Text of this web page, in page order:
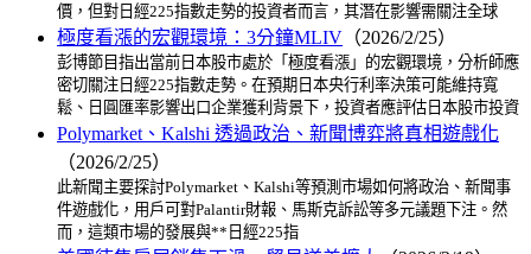
價，但對日經225指數走勢的投資者而言，其潛在影響需關注全球
極度看漲的宏觀環境：3分鐘MLIV （2026/2/25）
彭博節目指出當前日本股市處於「極度看漲」的宏觀環境，分析師應
密切關注日經225指數走勢。在預期日本央行利率決策可能維持寬
鬆、日圓匯率影響出口企業獲利背景下，投資者應評估日本股市投資
Polymarket、Kalshi 透過政治、新聞博弈將真相遊戲化
（2026/2/25）
此新聞主要探討Polymarket、Kalshi等預測市場如何將政治、新聞事
件遊戲化，用戶可對Palantir財報、馬斯克訴訟等多元議題下注。然
而，這類市場的發展與**日經225指